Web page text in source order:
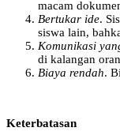
macam
Bertukar ide.
siswa lain,
Komunikasi
di kalangan
Biaya rendah.
Keterbatasan